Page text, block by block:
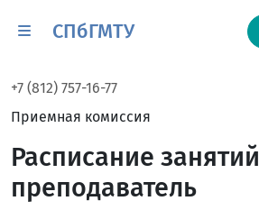
СПбГМТУ
+7 (812) 757-16-77
Приемная комиссия
Расписание занятий
преподаватель